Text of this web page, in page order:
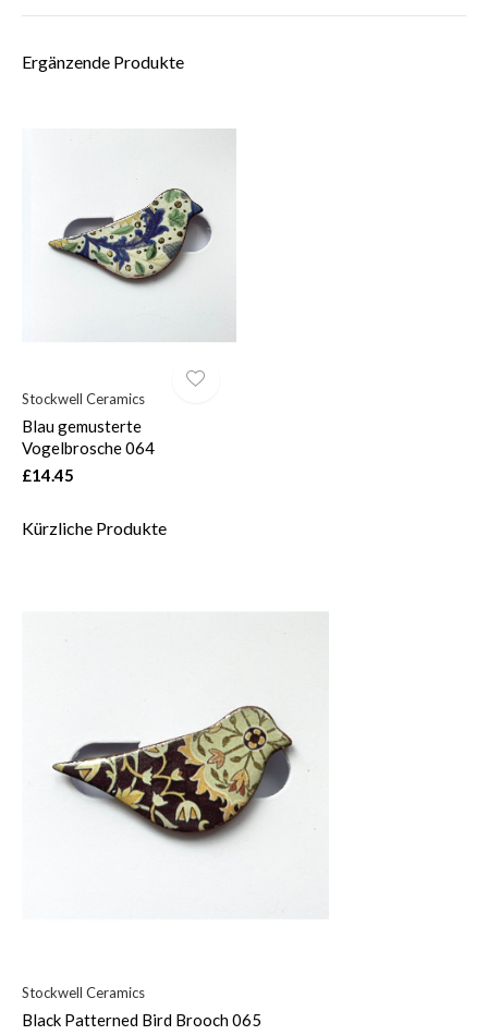
Ergänzende Produkte
Stockwell Ceramics
Blau gemusterte
Vogelbrosche 064
£14.45
Kürzliche Produkte
Stockwell Ceramics
Black Patterned Bird Brooch 065